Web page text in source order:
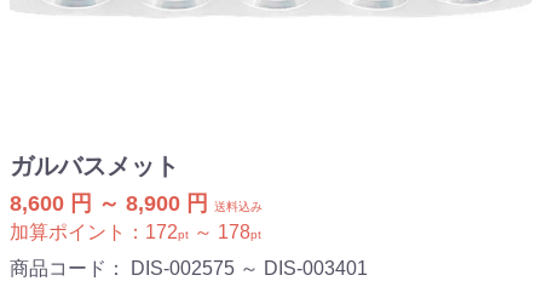
ガルバスメット
8,600 円 ～ 8,900 円 送料込み
加算ポイント： 172pt ～ 178pt
商品コード： DIS-002575 ～ DIS-003401